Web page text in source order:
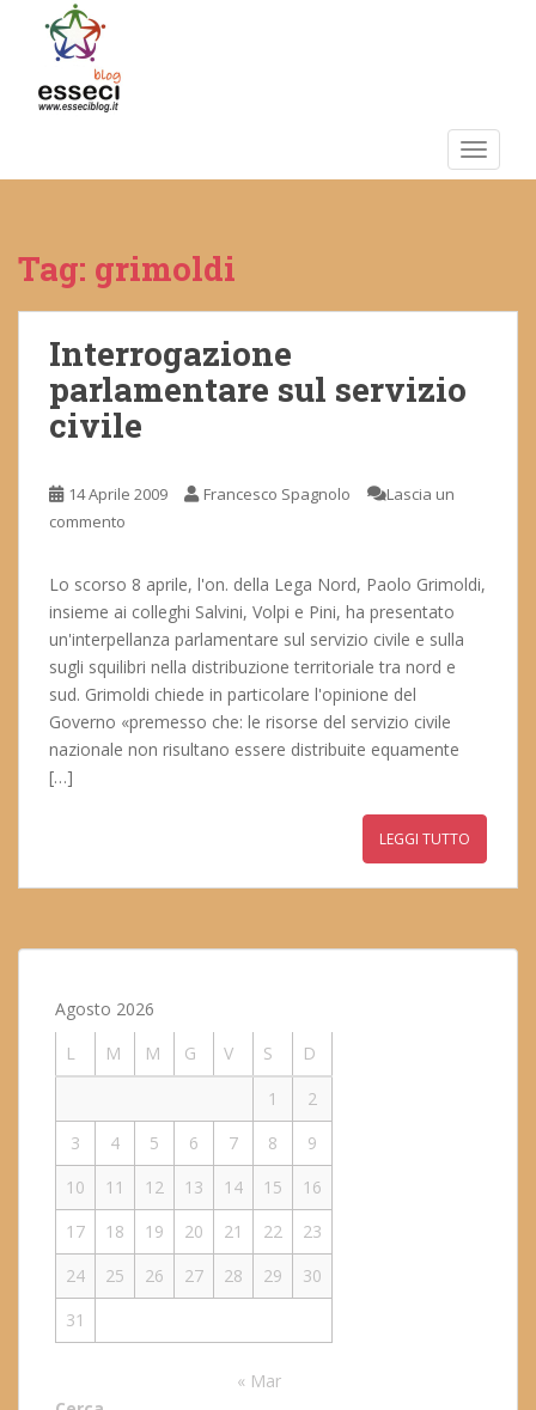
m
Tag: grimoldi
Interrogazione
parlamentare sul servizio
civile
14 Aprile 2009 Francesco Spagnolo
Lascia un
commento
Lo scorso 8 aprile, l'on. della Lega Nord, Paolo Grimoldi,
insieme ai colleghi Salvini, Volpi e Pini, ha presentato
un'interpellanza parlamentare sul servizio civile e sulla
sugli squilibri nella distribuzione territoriale tra nord e
sud. Grimoldi chiede in particolare l'opinione del
Governo «premesso che: le risorse del servizio civile
nazionale non risultano essere distribuite equamente
[…]
LEGGI TUTTO
Agosto 2026
L
M M G V S
D
1
2
3
4 5 6 7 8
9
10
11 12 13 14 15
16
17
18 19 20 21 22
23
24
25 26 27 28 29
30
31
« Mar